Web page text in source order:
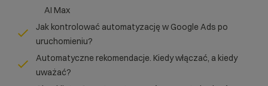
AI Max
Jak kontrolować automatyzację w Google Ads po
uruchomieniu?
Automatyczne rekomendacje. Kiedy włączać, a kiedy
uważać?